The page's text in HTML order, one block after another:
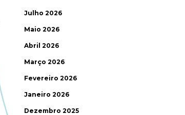
Julho 2026
Maio 2026
Abril 2026
Março 2026
Fevereiro 2026
Janeiro 2026
Dezembro 2025